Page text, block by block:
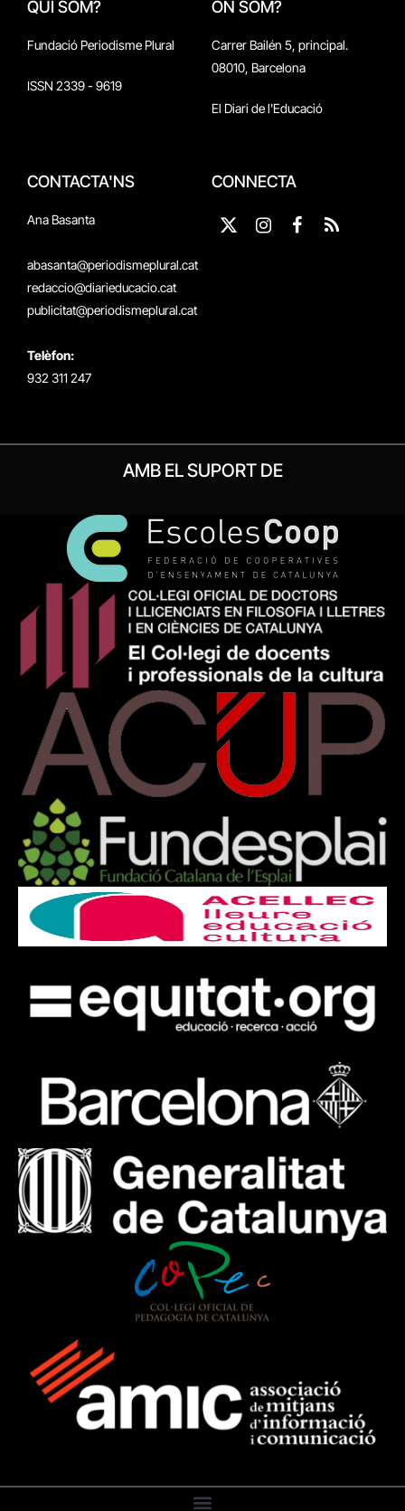
QUI SOM?
Fundació Periodisme Plural
ISSN 2339 - 9619
ON SOM?
Carrer Bailén 5, principal.
08010, Barcelona
El Diari de l'Educació
CONTACTA'NS
Ana Basanta
abasanta@periodismeplural.cat
redaccio@diarieducacio.cat
publicitat@periodismeplural.cat
Telèfon:
932 311 247
CONNECTA
X
Instagram
Facebook
RSS
AMB EL SUPORT DE